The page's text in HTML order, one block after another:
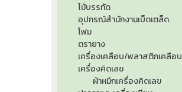
ไม้บรรทัด
อุปกรณ์สำนักงานเบ็ดเตล็ด
โฟม
ตรายาง
เครื่องเคลือบ/พลาสติกเคลือบ
เครื่องคิดเลข
ผ้าหมึกเครื่องคิดเลข